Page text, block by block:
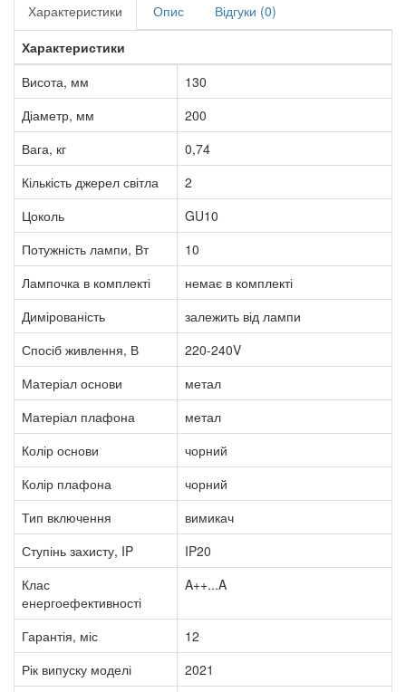
Характеристики
Опис
Відгуки (0)
Характеристики
Висота, мм
130
Діаметр, мм
200
Вага, кг
0,74
Кількість джерел світла
2
Цоколь
GU10
Потужність лампи, Вт
10
Лампочка в комплекті
немає в комплекті
Димірованість
залежить від лампи
Спосіб живлення, В
220-240V
Матеріал основи
метал
Матеріал плафона
метал
Колір основи
чорний
Колір плафона
чорний
Тип включення
вимикач
Ступінь захисту, IP
IP20
Клас
енергоефективності
A++...A
Гарантія, міс
12
Рік випуску моделі
2021